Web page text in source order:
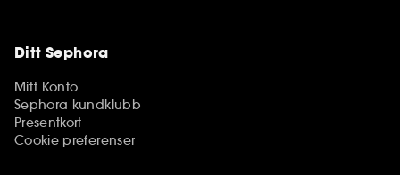
Ditt Sephora
Mitt Konto
Sephora kundklubb
Presentkort
Cookie preferenser